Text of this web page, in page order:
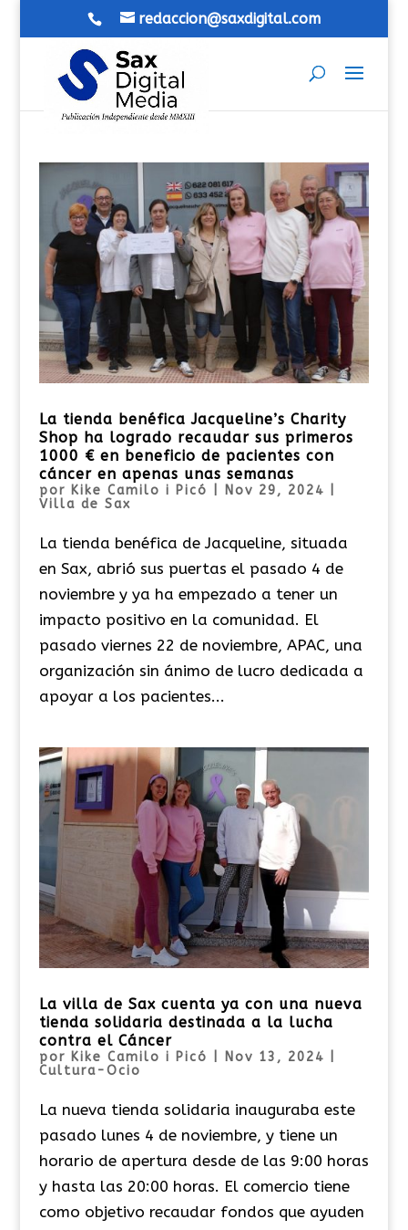
redaccion@saxdigital.com
La tienda benéfica Jacqueline’s Charity
Shop ha logrado recaudar sus primeros
1000 € en beneficio de pacientes con
cáncer en apenas unas semanas
por Kike Camilo i Picó Nov 29, 2024
Villa de Sax
La tienda benéfica de Jacqueline, situada
en Sax, abrió sus puertas el pasado 4 de
noviembre y ya ha empezado a tener un
impacto positivo en la comunidad. El
pasado viernes 22 de noviembre, APAC, una
organización sin ánimo de lucro dedicada a
apoyar a los pacientes...
La villa de Sax cuenta ya con una nueva
tienda solidaria destinada a la lucha
contra el Cáncer
por Kike Camilo i Picó Nov 13, 2024
Cultura-Ocio
La nueva tienda solidaria inauguraba este
pasado lunes 4 de noviembre, y tiene un
horario de apertura desde de las 9:00 horas
y hasta las 20:00 horas. El comercio tiene
como objetivo recaudar fondos que ayuden